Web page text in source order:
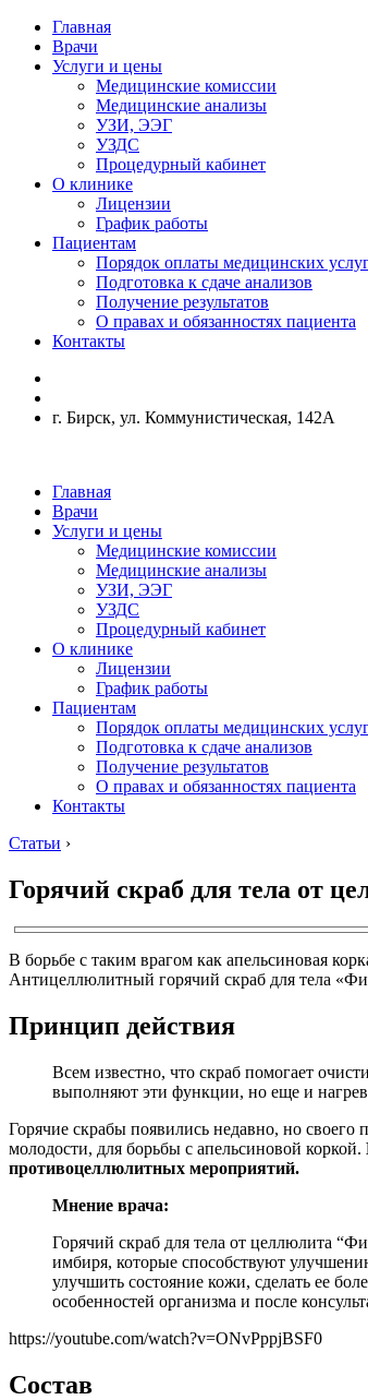
Главная
Врачи
Услуги и цены
Медицинские комиссии
Медицинские анализы
УЗИ, ЭЭГ
УЗДС
Процедурный кабинет
О клинике
Лицензии
График работы
Пациентам
Порядок оплаты медицинских
Подготовка к сдаче анализов
Получение результатов
О правах и обязанностях пациента
Контакты
г. Бирск, ул. Коммунистическая, 142А
Главная
Врачи
Услуги и цены
Медицинские комиссии
Медицинские анализы
УЗИ, ЭЭГ
УЗДС
Процедурный кабинет
О клинике
Лицензии
График работы
Пациентам
Порядок оплаты медицинских
Подготовка к сдаче анализов
Получение результатов
О правах и обязанностях пациента
Контакты
Статьи ›
Горячий скраб для тела от
В борьбе с таким врагом как апельсиновая
Антицеллюлитный горячий скраб для тела
Принцип действия
Всем известно, что скраб помогает
выполняют эти функции, но еще и
Горячие скрабы появились недавно, но своего
молодости, для борьбы с апельсиновой коркой.
противоцеллюлитных мероприятий.
Мнение врача:
Горячий скраб для тела от целлюлита
имбиря, которые способствуют
улучшить состояние кожи, сделать ее
особенностей организма и после
https://youtube.com/watch?v=ONvPppjBSF0
Состав